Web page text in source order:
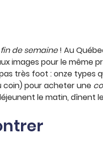
fin de semaine! Au
images pour le même
très foot : onze types
coin) pour acheter une
le matin, dînent